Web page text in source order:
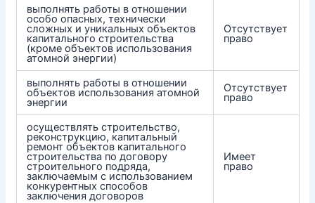
выполнять работы в отношении
особо опасных, технически
сложных и уникальных объектов
капитального строительства
(кроме объектов использования
атомной энергии)
Отсутствует
право
выполнять работы в отношении
объектов использования атомной
энергии
Отсутствует
право
осуществлять строительство,
реконструкцию, капитальный
ремонт объектов капитального
строительства по договору
строительного подряда,
заключаемым с использованием
конкурентных способов
заключения договоров
Имеет
право